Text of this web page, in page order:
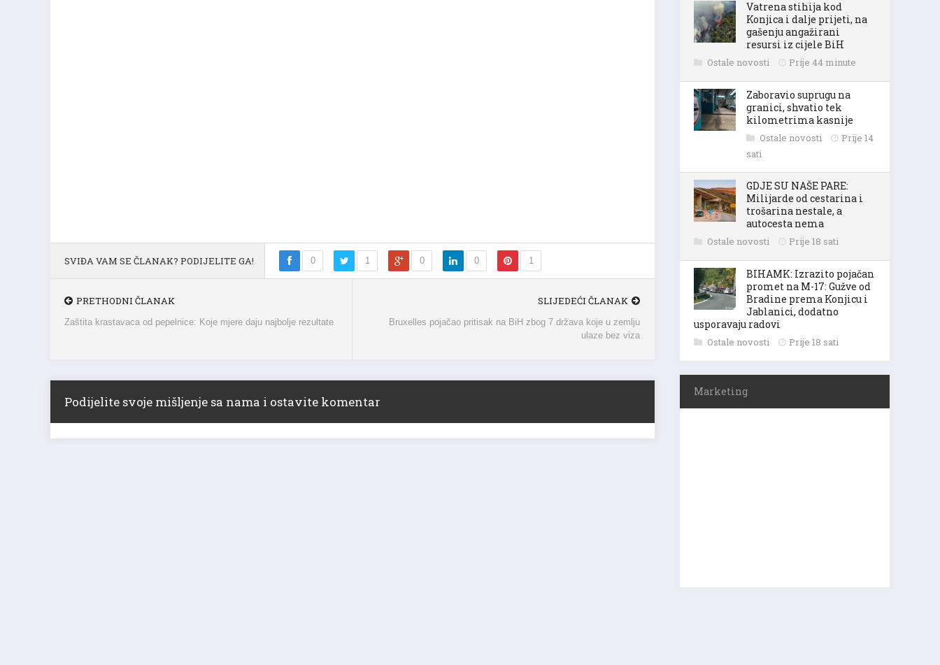
SVIĐA VAM SE ČLANAK? PODIJELITE GA! 0 1 0 0 1
PRETHODNI ČLANAK
Zaštita krastavaca od pepelnice: Koje mjere daju najbolje rezultate
SLIJEDEĆI ČLANAK
Bruxelles pojačao pritisak na BiH zbog 7 država koje u zemlju
ulaze bez viza
Podijelite svoje mišljenje sa nama i ostavite komentar
Vatrena stihija kod
Konjica i dalje prijeti, na
gašenju angažirani
resursi iz cijele BiH
Ostale novosti Prije 44 minute
Zaboravio suprugu na
granici, shvatio tek
kilometrima kasnije
Ostale novosti
Prije 14
sati
GDJE SU NAŠE PARE:
Milijarde od cestarina i
trošarina nestale, a
autocesta nema
Ostale novosti Prije 18 sati
BIHAMK: Izrazito pojačan
promet na M-17: Gužve od
Bradine prema Konjicu i
Jablanici, dodatno
usporavaju radovi
Ostale novosti Prije 18 sati
Marketing